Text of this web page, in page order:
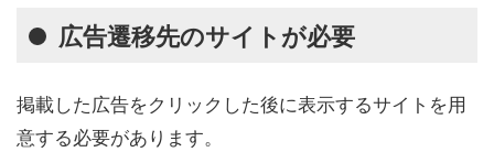
広告遷移先のサイトが必要
掲載した広告をクリックした後に表示するサイトを用
意する必要があります。